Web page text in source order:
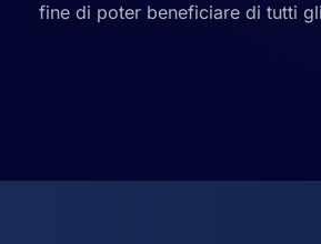
fine di poter beneficiare di tutti